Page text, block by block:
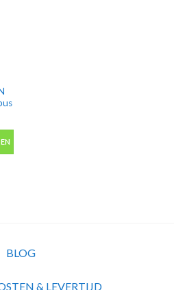
HC2 in 400ml spuitbus aantal
BLOG
& LEVERTIJD